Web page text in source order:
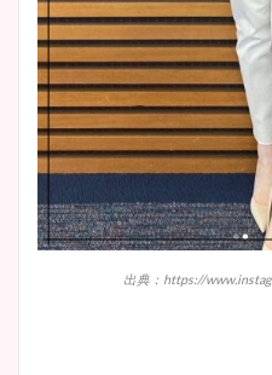
出典：https://